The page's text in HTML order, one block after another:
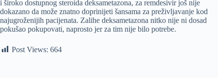
i široko dostupnog steroida deksametazona, za remdesivir još nije
dokazano da može znatno doprinijeti šansama za preživljavanje kod
najugroženijih pacijenata. Zalihe deksametazona nitko nije ni dosad
pokušao pokupovati, naprosto jer za tim nije bilo potrebe.
Post Views: 664